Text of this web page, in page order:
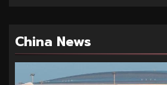
China News